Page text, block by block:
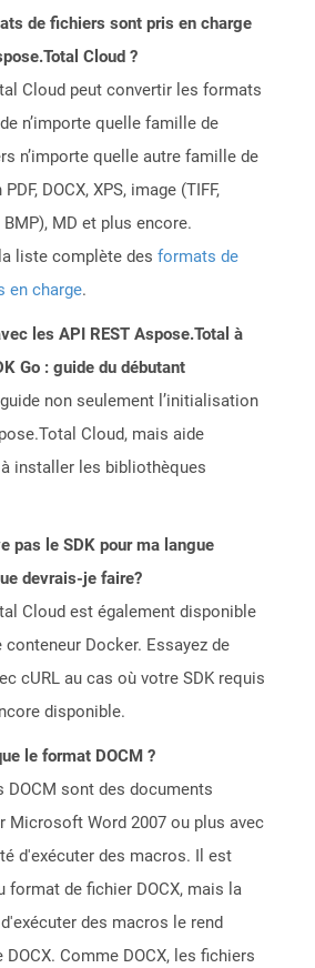
de fichiers sont pris en charge
Cloud ?
Cloud peut convertir les formats
n’importe quelle famille de
n’importe quelle autre famille de
DOCX, XPS, image (TIFF,
BMP), MD et plus encore.
liste complète des formats de
en charge.
les API REST Aspose.Total à
Go : guide du débutant
guide non seulement l’initialisation
Cloud, mais aide
installer les bibliothèques
pas le SDK pour ma langue
devrais-je faire?
Cloud est également disponible
conteneur Docker. Essayez de
cURL au cas où votre SDK requis
disponible.
le format DOCM ?
DOCM sont des documents
Microsoft Word 2007 ou plus avec
d'exécuter des macros. Il est
format de fichier DOCX, mais la
des macros le rend
Comme DOCX, les fichiers